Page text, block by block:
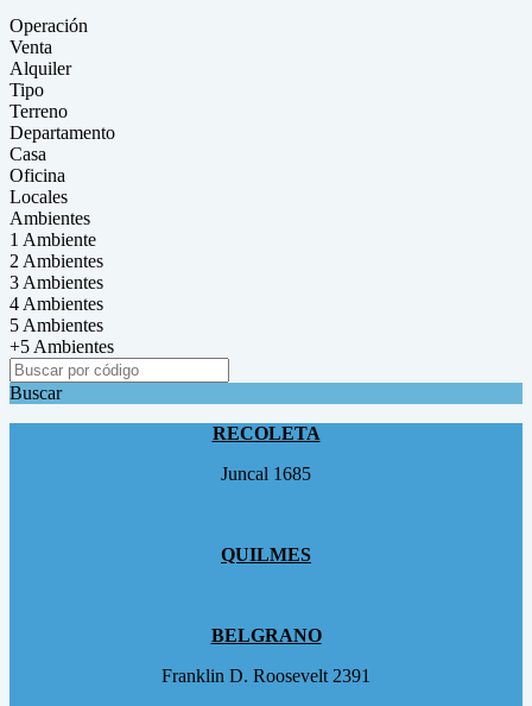
Operación
Venta
Alquiler
Tipo
Terreno
Departamento
Casa
Oficina
Locales
Ambientes
1 Ambiente
2 Ambientes
3 Ambientes
4 Ambientes
5 Ambientes
+5 Ambientes
Buscar
RECOLETA
Juncal 1685
QUILMES
BELGRANO
Franklin D. Roosevelt 2391